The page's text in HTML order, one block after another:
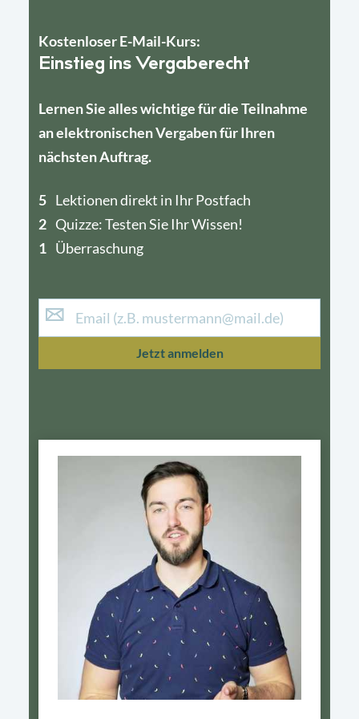
Kostenloser E-Mail-Kurs:
Einstieg ins Vergaberecht
Lernen Sie alles wichtige für die Teilnahme
an elektronischen Vergaben für Ihren
nächsten Auftrag.
5 Lektionen direkt in Ihr Postfach
2 Quizze: Testen Sie Ihr Wissen!
1 Überraschung
4
1
Jetzt anmelden